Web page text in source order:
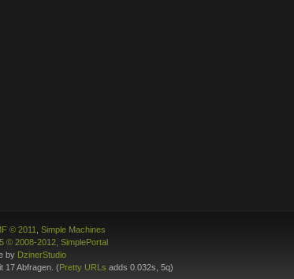
© 2011
Simple Machines
© 2008-2012, SimplePortal
by DzinerStudio
17 Abfragen. (Pretty URLs adds 0.032s, 5q)